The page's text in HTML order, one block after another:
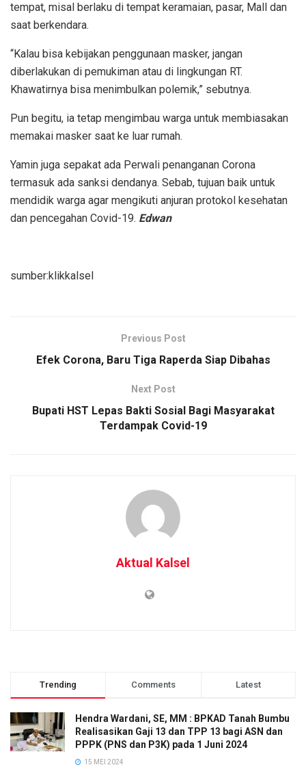
tempat, misal berlaku di tempat keramaian, pasar, Mall dan
saat berkendara.
“Kalau bisa kebijakan penggunaan masker, jangan
diberlakukan di pemukiman atau di lingkungan RT.
Khawatirnya bisa menimbulkan polemik,” sebutnya.
Pun begitu, ia tetap mengimbau warga untuk membiasakan
memakai masker saat ke luar rumah.
Yamin juga sepakat ada Perwali penanganan Corona
termasuk ada sanksi dendanya. Sebab, tujuan baik untuk
mendidik warga agar mengikuti anjuran protokol kesehatan
dan pencegahan Covid-19. Edwan
sumber:klikkalsel
Previous Post
Efek Corona, Baru Tiga Raperda Siap Dibahas
Next Post
Bupati HST Lepas Bakti Sosial Bagi Masyarakat
Terdampak Covid-19
Aktual Kalsel
Trending Comments Latest
Hendra Wardani, SE, MM : BPKAD Tanah Bumbu
Realisasikan Gaji 13 dan TPP 13 bagi ASN dan
PPPK (PNS dan P3K) pada 1 Juni 2024
15 MEI 2024